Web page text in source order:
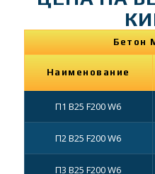
Бетон
Наименование
П1 В25 F200 W6
П2 В25 F200 W6
П3 В25 F200 W6